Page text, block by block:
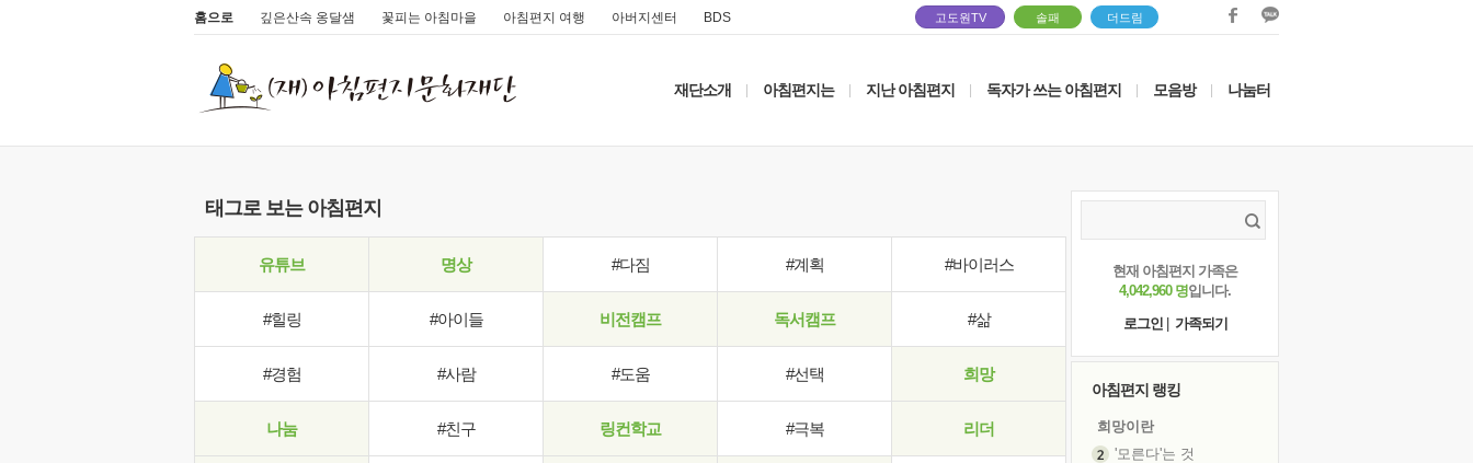
홈으로 깊은산속 옹달샘 꽃피는 아침마을 아침편지 여행 아버지센터 BDS 고도원TV 솔패 더드림
재단소개 아침편지는 지난 아침편지 독자가 쓰는 아침편지 모음방 나눔터
태그로 보는 아침편지
유튜브 명상 #다짐 #계획 #바이러스
#힐링 #아이들 비전캠프 독서캠프 #삶
#경험 #사람 #도움 #선택 희망
나눔 #친구 링컨학교 #극복 리더
현재 아침편지 가족은
4,042,960 명입니다.
로그인
가족되기
아침편지 랭킹
희망이란
'모른다'는 것